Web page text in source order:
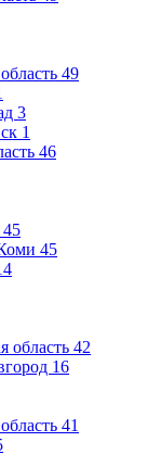
49
3
1
46
45
45
область 42
16
41